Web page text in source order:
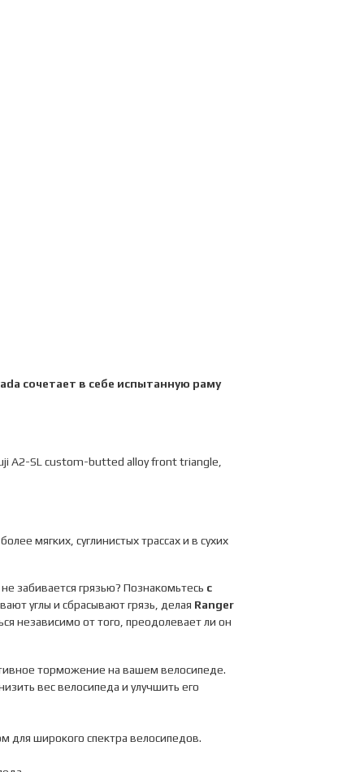
сочетает в себе испытанную раму
A2-SL custom-butted alloy front triangle,
мягких, суглинистых трассах и в сухих
забивается грязью? Познакомьтесь с
углы и сбрасывают грязь, делая Ranger
независимо от того, преодолевает ли он
торможение на вашем велосипеде.
вес велосипеда и улучшить его
для широкого спектра велосипедов.